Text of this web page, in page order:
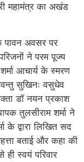
महामंत्र का अखंड
पावन अवसर पर
ने परम पूज्य
आचार्य के स्मरण
सुखिनः वसुधेव
डॉ नयन प्रकाश
तुलसीराम शर्मा ने
के द्वारा लिखित सद
बताई और कहा की
स्वयं परिवार